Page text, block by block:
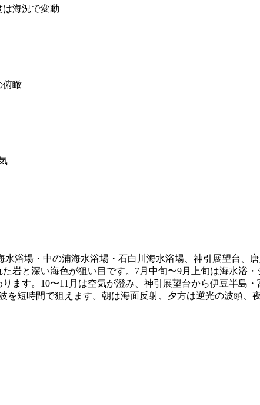
海況で変動
俯瞰
浴場・中の浦海水浴場・石白川海水浴場、神引展望台、
岩と深い海色が狙い目です。7月中旬〜9月上旬は海水浴
ます。10〜11月は空気が澄み、神引展望台から伊豆半島
短時間で狙えます。朝は海面反射、夕方は逆光の波頭、